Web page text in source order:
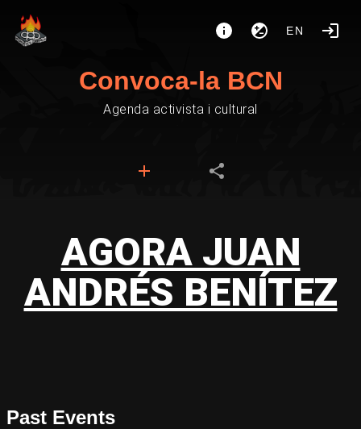
EN
Convoca-la BCN
Agenda activista i cultural
AGORA JUAN
ANDRÉS BENÍTEZ
Past Events